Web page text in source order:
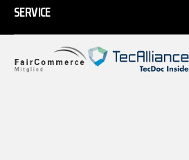
SERVICE